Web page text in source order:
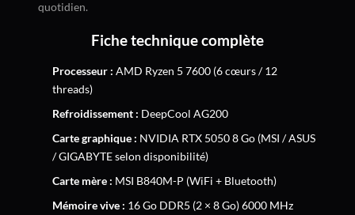
quotidien.
Fiche technique complète
Processeur : AMD Ryzen 5 7600 (6 cœurs / 12
threads)
Refroidissement : DeepCool AG200
Carte graphique : NVIDIA RTX 5050 8 Go (MSI / ASUS
/ GIGABYTE selon disponibilité)
Carte mère : MSI B840M-P (WiFi + Bluetooth)
Mémoire vive : 16 Go DDR5 (2 × 8 Go) 6000 MHz